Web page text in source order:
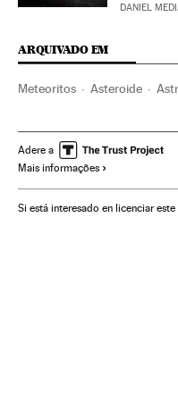
DANIEL
ARQUIVADO EM
Meteoritos Asteroide
Adere a
Mais informações
Si está interesado en licenciar